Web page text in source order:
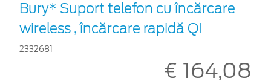
Bury* Suport telefon cu încărcare
wireless , încărcare rapidă QI
2332681
€ 164,08